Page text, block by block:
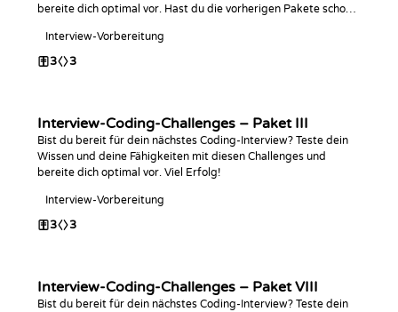
bereite dich optimal vor. Hast du die vorherigen Pakete schon
Interview-Vorbereitung
3 3
Interview-Coding-Challenges – Paket III
Bist du bereit für dein nächstes Coding-Interview? Teste dein
Wissen und deine Fähigkeiten mit diesen Challenges und
bereite dich optimal vor. Viel Erfolg!
Interview-Vorbereitung
3 3
Interview-Coding-Challenges – Paket VIII
Bist du bereit für dein nächstes Coding-Interview? Teste dein